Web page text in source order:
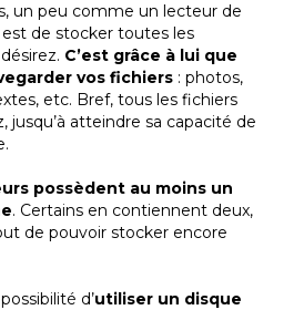
un peu comme un lecteur de
de stocker toutes les
C’est grâce à lui que
vos fichiers : photos,
etc. Bref, tous les fichiers
jusqu’à atteindre sa capacité de
possèdent au moins un
. Certains en contiennent deux,
de pouvoir stocker encore
d’utiliser un disque